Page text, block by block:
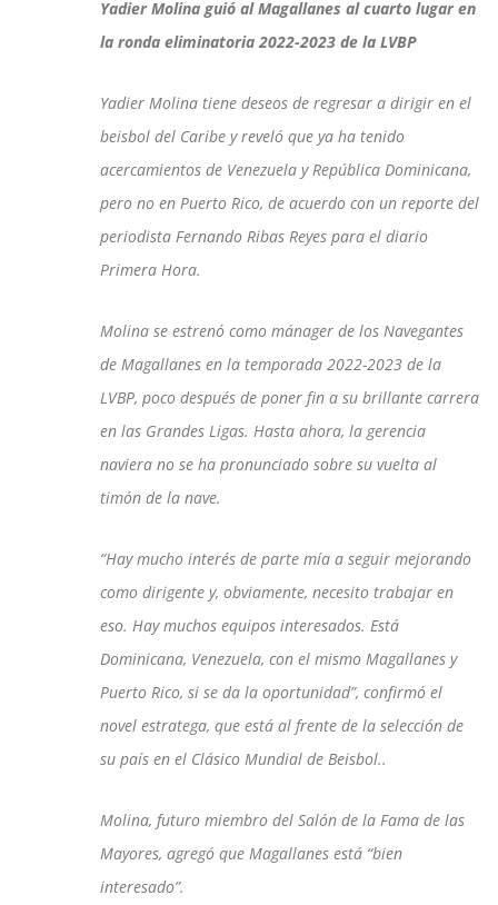
Yadier Molina guió al Magallanes al cuarto lugar en
la ronda eliminatoria 2022-2023 de la LVBP
Yadier Molina tiene deseos de regresar a dirigir en el
beisbol del Caribe y reveló que ya ha tenido
acercamientos de Venezuela y República Dominicana,
pero no en Puerto Rico, de acuerdo con un reporte del
periodista Fernando Ribas Reyes para el diario
Primera Hora.
Molina se estrenó como mánager de los Navegantes
de Magallanes en la temporada 2022-2023 de la
LVBP, poco después de poner fin a su brillante carrera
en las Grandes Ligas. Hasta ahora, la gerencia
naviera no se ha pronunciado sobre su vuelta al
timón de la nave.
“Hay mucho interés de parte mía a seguir mejorando
como dirigente y, obviamente, necesito trabajar en
eso. Hay muchos equipos interesados. Está
Dominicana, Venezuela, con el mismo Magallanes y
Puerto Rico, si se da la oportunidad”, confirmó el
novel estratega, que está al frente de la selección de
su país en el Clásico Mundial de Beisbol..
Molina, futuro miembro del Salón de la Fama de las
Mayores, agregó que Magallanes está “bien
interesado”.